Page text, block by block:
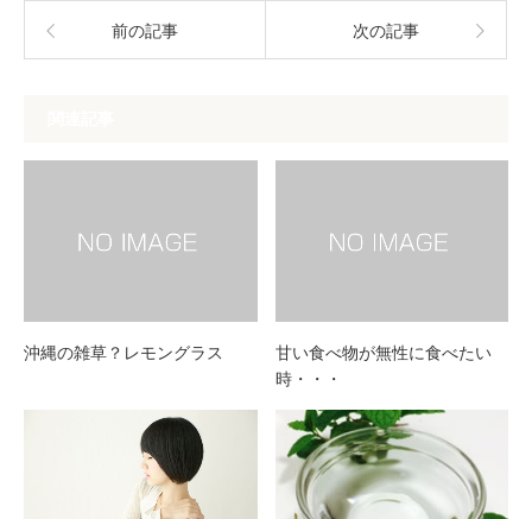
前の記事 次の記事
沖縄の雑草？レモングラス
甘い食べ物が無性に食べたい
時・・・